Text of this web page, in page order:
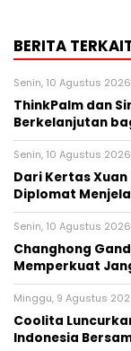
BERITA
Senin, 10 Agustus
ThinkPalm dan
Berkelanjutan
Senin, 10 Agustus
Dari Kertas
Diplomat
Senin, 10 Agustus
Changhong
Memperkuat
Minggu, 9 Agustus
Coolita
Indonesia